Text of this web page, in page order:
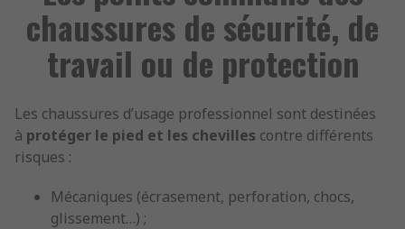
chaussures de sécurité, de
travail ou de protection
Les chaussures d’usage professionnel sont destinées
à protéger le pied et les chevilles contre différents
risques :
Mécaniques (écrasement, perforation, chocs,
glissement…) ;